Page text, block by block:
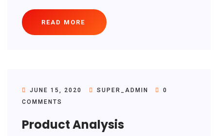
READ MORE
JUNE 15, 2020 SUPER_ADMIN
0
COMMENTS
Product Analysis